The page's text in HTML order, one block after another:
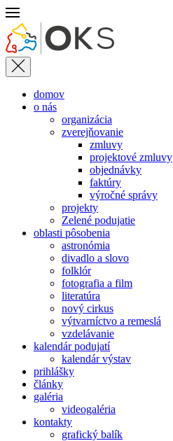
Skip to main content
domov
o nás
organizácia
zverejňovanie
zmluvy
projektové zmluvy
objednávky
faktúry
výročné správy
projekty
Zelené podujatie
oblasti pôsobenia
astronómia
divadlo a slovo
folklór
fotografia a film
literatúra
nový cirkus
výtvarníctvo a remeslá
vzdelávanie
kalendár podujatí
kalendár výstav
prihlášky
články
galéria
videogaléria
kontakty
grafický balík